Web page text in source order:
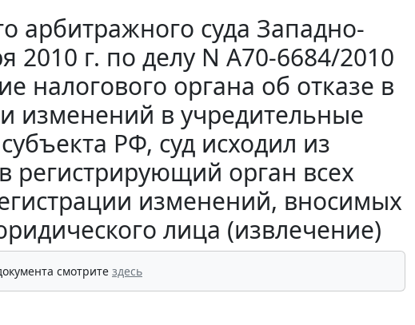
арбитражного суда Западно-
2010 г. по делу N А70-6684/2010
налогового органа об отказе в
изменений в учредительные
РФ, суд исходил из
регистрирующий орган всех
изменений, вносимых
лица (извлечение)
смотрите здесь